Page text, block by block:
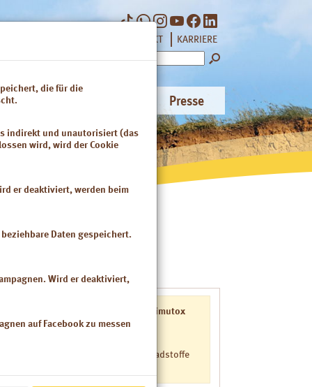
KONTAKT KARRIERE
Suchbegriff
Presse
Luvos-Heilerde imutox
Medizinprodukt
...natürlich Schadstoffe
bedeutet,
die für die
indirekt und unautorisiert (das
wird, wird der Cookie
er deaktiviert, werden beim
Daten gespeichert.
Wird er deaktiviert,
auf Facebook zu messen